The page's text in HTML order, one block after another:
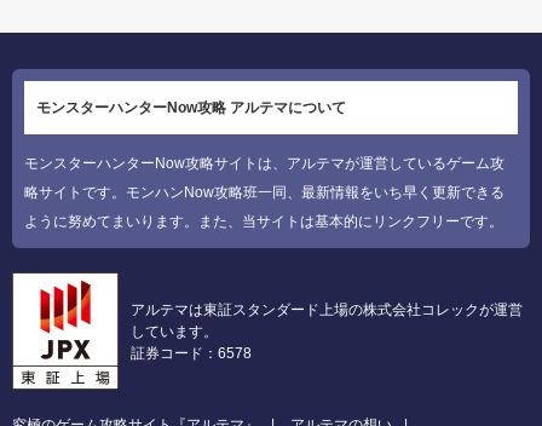
モンスターハンターNow攻略 アルテマについて
モンスターハンターNow攻略サイトは、アルテマが運営しているゲーム攻
略サイトです。モンハンNow攻略班一同、最新情報をいち早く更新できる
ように努めてまいります。また、当サイトは基本的にリンクフリーです。
アルテマは東証スタンダード上場の株式会社コレックが運営
しています。
証券コード：6578